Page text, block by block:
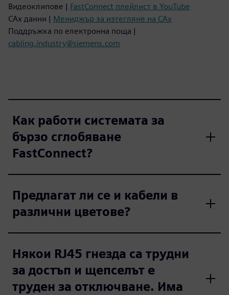
Видеоклипове | FastConnect плейлист в YouTube
CAx данни | Мениджър за изтегляне на CAx
Поддръжка по електронна поща |
cabling.industry@siemens.com
Как работи системата за
бързо сглобяване
FastConnect?
Предлагат ли се и кабели в
различни цветове?
Някои RJ45 гнезда са трудни
за достъп и щепселът е
труден за отключване. Има